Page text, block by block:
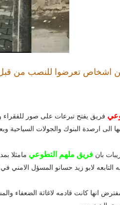
اشخاص تعرضوا للنصب من قبل
فريق يفتح تبرعات على صور
الى ارصدة البنوك والجولات
بان فريق ملهم التطوعي مامثلا
التابعه لابو زيد حسانو المسؤل الامني
انها كانت قادمه لاغاثة الضعفاء